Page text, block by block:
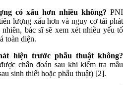
có xấu hơn nhiều không? PNI
lượng xấu hơn và nguy cơ tái phát
bác sĩ sẽ xem xét nhiều yếu tố
toàn diện.
hiện trước phẫu thuật không?
chẩn đoán sau khi kiểm tra mẫu
sinh thiết hoặc phẫu thuật) [2].